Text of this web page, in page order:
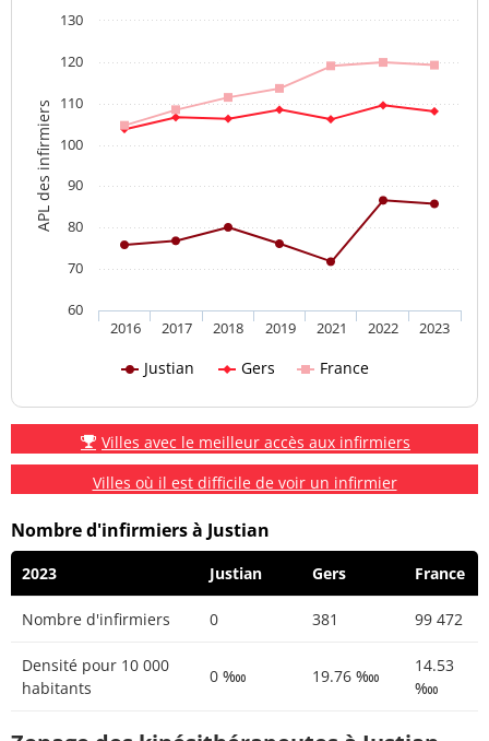
APL des infirmiers
Justian Gers France
2016 2017 2018 2019 2021 2022 2023
60
70
80
90
100
110
120
130
Villes avec le meilleur accès aux infirmiers
Villes où il est difficile de voir un infirmier
Nombre d'infirmiers à Justian
2023 Justian Gers France
Nombre d'infirmiers 0 381 99 472
Densité pour 10 000
habitants
0 ‱ 19.76 ‱
14.53
‱